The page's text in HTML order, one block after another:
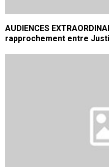
AUDIENCES
rapprochement entre